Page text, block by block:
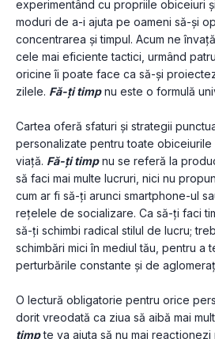
experimentând cu propriile obiceiuri
moduri de a-i ajuta pe oameni să-și
concentrarea și timpul. Acum ne
cele mai eficiente tactici, urmând
oricine îi poate face ca să-și
zilele. Fă-ți timp nu este o formulă
Cartea oferă sfaturi și strategii
personalizate pentru toate obiceiurile
viață. Fă-ți timp nu se referă la
să faci mai multe lucruri, nici nu
cum ar fi să-ți arunci smartphone-ul
rețelele de socializare. Ca să-ți faci
să-ți schimbi radical stilul de lucru;
schimbări mici în mediul tău, pentru a
perturbările constante și de
O lectură obligatorie pentru orice
dorit vreodată ca ziua să aibă mai
timp te va ajuta să nu mai